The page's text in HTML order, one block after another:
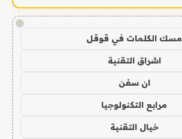
!
مسك الكلمات في قوقل
اشراق التقنية
ان سفن
مرابع التكنولوجيا
خيال التقنية